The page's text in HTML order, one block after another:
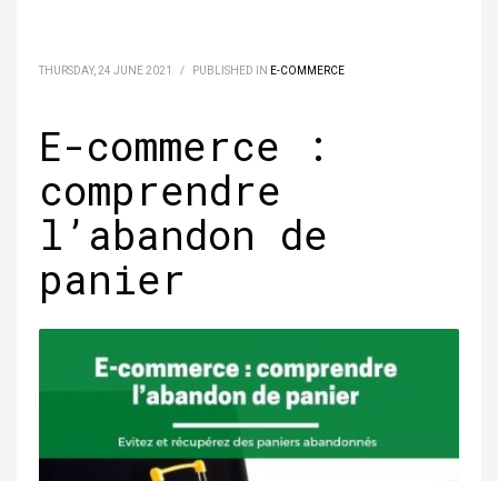
THURSDAY, 24 JUNE 2021 / PUBLISHED IN E-COMMERCE
E-commerce :
comprendre
l’abandon de
panier